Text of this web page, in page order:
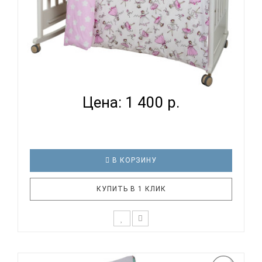
ВОМБАТИК CLASSIC COLLECTION БАЛЕРИНЫ -
Цена: 1 400 р.
В КОРЗИНУ
КУПИТЬ В 1 КЛИК
каждый родитель подходит очень основательно.